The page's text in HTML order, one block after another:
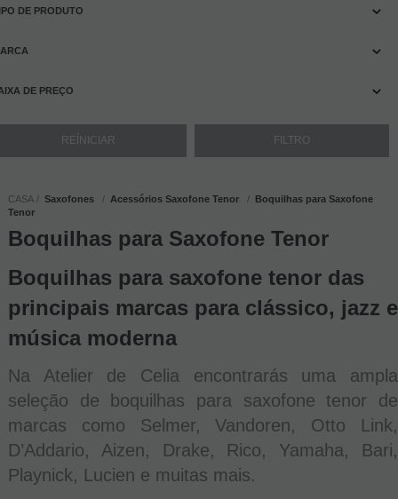
DE PRODUTO
DE PREÇO
CASA Saxofones Acessórios Saxofone Tenor
Boquilhas para Saxofone
Tenor
Boquilhas para Saxofone Tenor
Boquilhas para saxofone tenor das
principais marcas para clássico, jazz e
música moderna
Na Atelier de Celia encontrarás uma ampla
seleção de boquilhas para saxofone tenor de
marcas como Selmer, Vandoren, Otto Link,
D’Addario, Aizen, Drake, Rico, Yamaha, Bari,
Playnick, Lucien e muitas mais.